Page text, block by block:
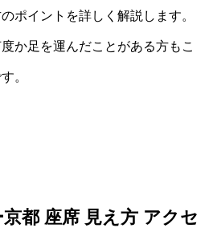
ポイントを詳しく解説します。
か足を運んだことがある方もこ
。
都 座席 見え方 アクセ